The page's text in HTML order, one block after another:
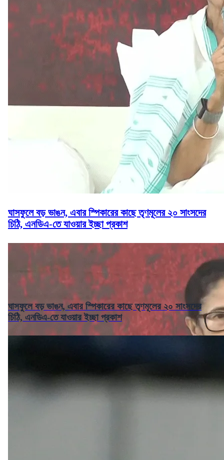
ঘাসফুলে বড় ভাঙন, এবার স্পিকারের কাছে তৃণমূলের ২০ সাংসদের
চিঠি, এনডিএ-তে যাওয়ার ইচ্ছা প্রকাশ
ঘাসফুলে বড় ভাঙন, এবার স্পিকারের কাছে তৃণমূলের ২০ সাংসদের
চিঠি, এনডিএ-তে যাওয়ার ইচ্ছা প্রকাশ